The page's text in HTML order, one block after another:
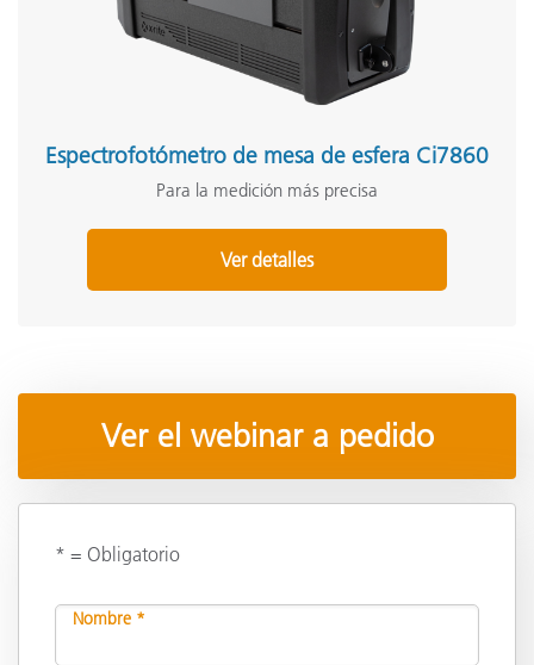
Espectrofotómetro de mesa de esfera Ci7860
Para la medición más precisa
Ver detalles
Ver el webinar a pedido
* = Obligatorio
Nombre *